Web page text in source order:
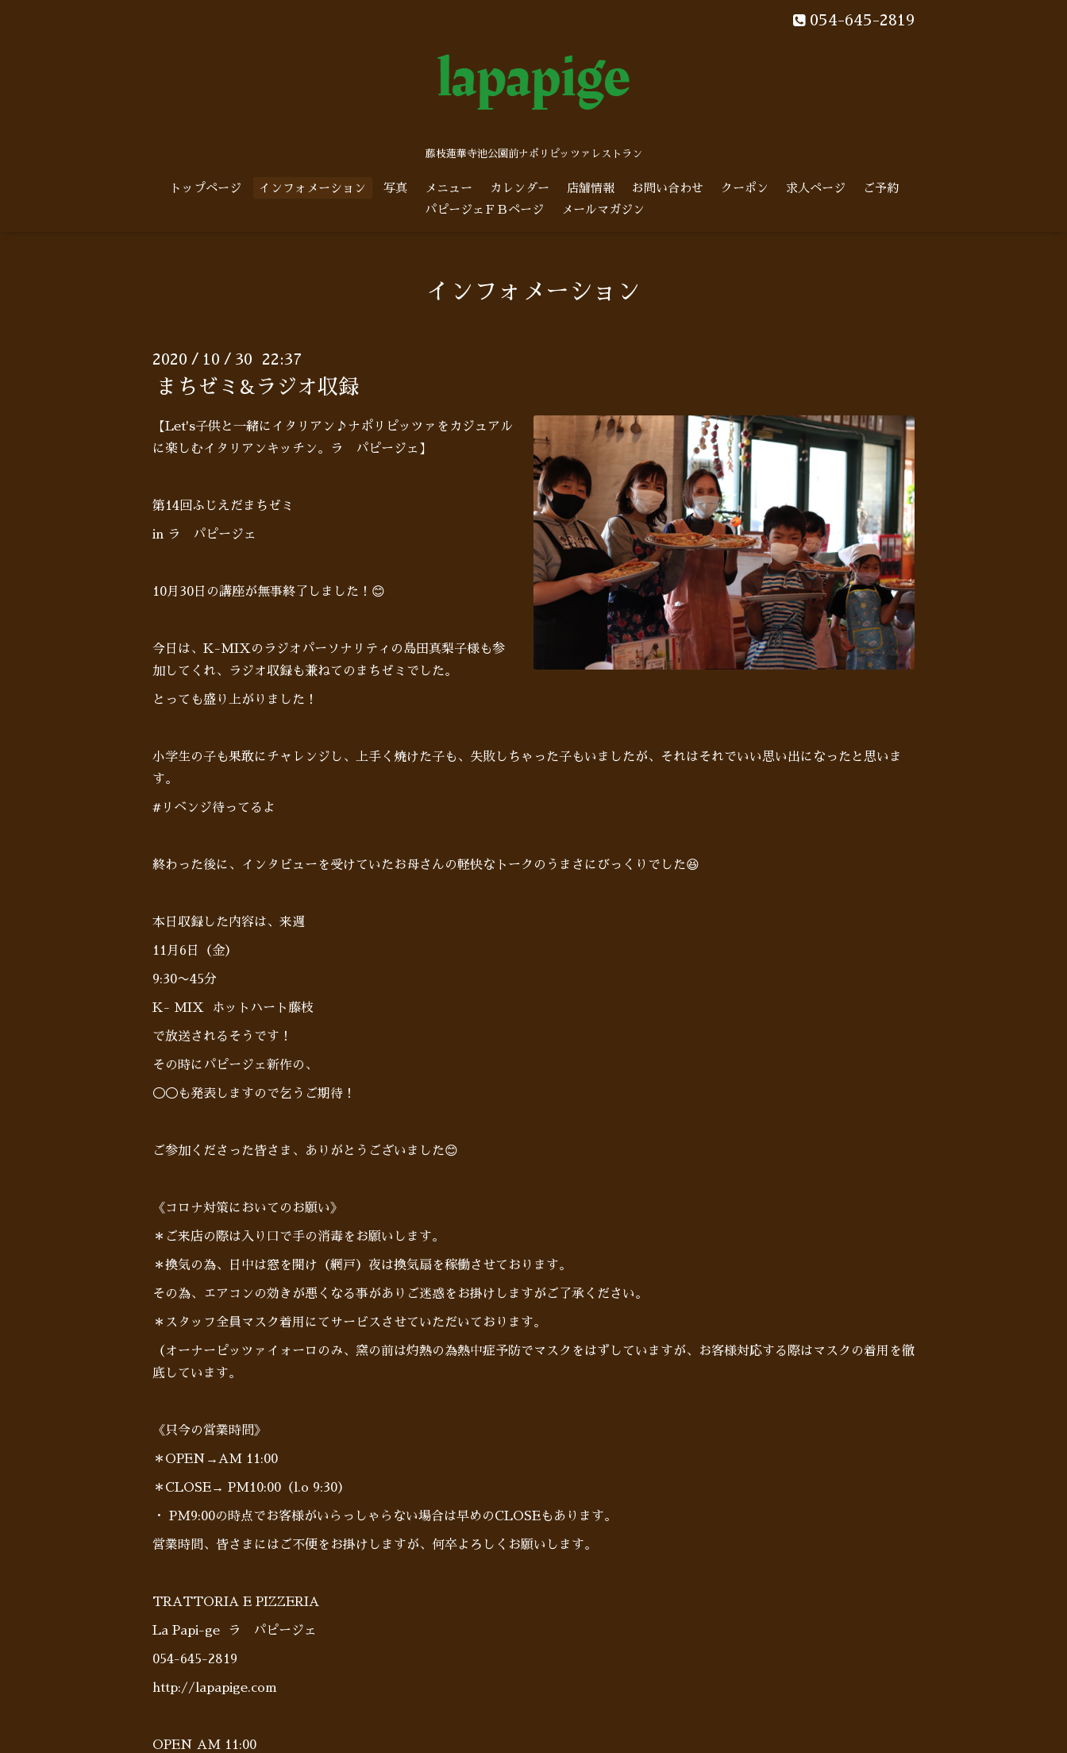
054-645-2819
藤枝蓮華寺池公園前ナポリピッツァレストラン
トップページ インフォメーション 写真 メニュー カレンダー 店舗情報 お問い合わせ クーポン 求人ページ
ご予約
パピージェＦＢページ
メールマガジン
インフォメーション
2020 / 10 / 30 22:37
まちゼミ&ラジオ収録
【Let's子供と一緒にイタリアン♪ナポリピッツァをカジュアル
に楽しむイタリアンキッチン。ラ パピージェ】
第14回ふじえだまちゼミ
in ラ パピージェ
10月30日の講座が無事終了しました！😊
今日は、K-MIXのラジオパーソナリティの島田真梨子様も参
加してくれ、ラジオ収録も兼ねてのまちゼミでした。
とっても盛り上がりました！
小学生の子も果敢にチャレンジし、上手く焼けた子も、失敗しちゃった子もいましたが、それはそれでいい思い出になったと思いま
す。
#リベンジ待ってるよ
終わった後に、インタビューを受けていたお母さんの軽快なトークのうまさにびっくりでした😆
本日収録した内容は、来週
11月6日（金）
9:30〜45分
K- MIX ホットハート藤枝
で放送されるそうです！
その時にパピージェ新作の、
◯◯も発表しますので乞うご期待！
ご参加くださった皆さま、ありがとうございました😊
《コロナ対策においてのお願い》
＊ご来店の際は入り口で手の消毒をお願いします。
＊換気の為、日中は窓を開け（網戸）夜は換気扇を稼働させております。
その為、エアコンの効きが悪くなる事がありご迷惑をお掛けしますがご了承ください。
＊スタッフ全員マスク着用にてサービスさせていただいております。
（オーナーピッツァイォーロのみ、窯の前は灼熱の為熱中症予防でマスクをはずしていますが、お客様対応する際はマスクの着用を徹
底しています。
《只今の営業時間》
＊OPEN→AM 11:00
＊CLOSE→ PM10:00（l.o 9:30）
・ PM9:00の時点でお客様がいらっしゃらない場合は早めのCLOSEもあります。
営業時間、皆さまにはご不便をお掛けしますが、何卒よろしくお願いします。
TRATTORIA E PIZZERIA
La Papi-ge ラ パピージェ
054-645-2819
http://lapapige.com
OPEN AM 11:00